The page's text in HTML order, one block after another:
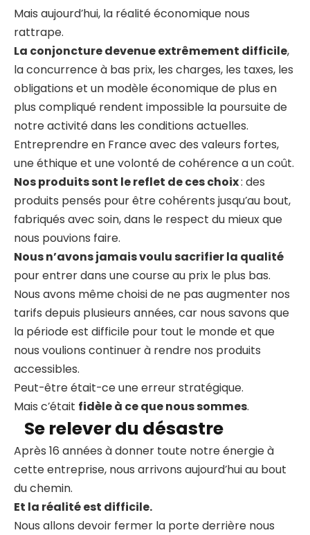
Mais aujourd’hui, la réalité économique nous
rattrape.
La conjoncture devenue extrêmement difficile,
la concurrence à bas prix, les charges, les taxes, les
obligations et un modèle économique de plus en
plus compliqué rendent impossible la poursuite de
notre activité dans les conditions actuelles.
Entreprendre en France avec des valeurs fortes,
une éthique et une volonté de cohérence a un coût.
Nos produits sont le reflet de ces choix: des
produits pensés pour être cohérents jusqu’au bout,
fabriqués avec soin, dans le respect du mieux que
nous pouvions faire.
Nous n’avons jamais voulu sacrifier la qualité
pour entrer dans une course au prix le plus bas.
Nous avons même choisi de ne pas augmenter nos
tarifs depuis plusieurs années, car nous savons que
la période est difficile pour tout le monde et que
nous voulions continuer à rendre nos produits
accessibles.
Peut-être était-ce une erreur stratégique.
Mais c’était fidèle à ce que nous sommes.
Se relever du désastre
Après 16 années à donner toute notre énergie à
cette entreprise, nous arrivons aujourd’hui au bout
du chemin.
Et la réalité est difficile.
Nous allons devoir fermer la porte derrière nous